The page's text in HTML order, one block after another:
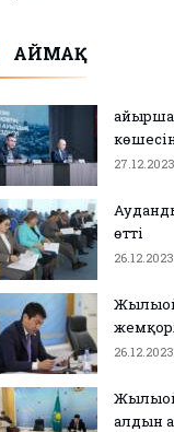
АЙМАҚ
27.12.2023
өтті
26.12.2023
26.12.2023
алдын